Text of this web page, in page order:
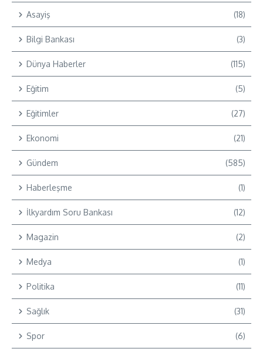
Asayiş (18)
Bilgi Bankası (3)
Dünya Haberler (115)
Eğitim (5)
Eğitimler (27)
Ekonomi (21)
Gündem (585)
Haberleşme (1)
İlkyardım Soru Bankası (12)
Magazin (2)
Medya (1)
Politika (11)
Sağlık (31)
Spor (6)